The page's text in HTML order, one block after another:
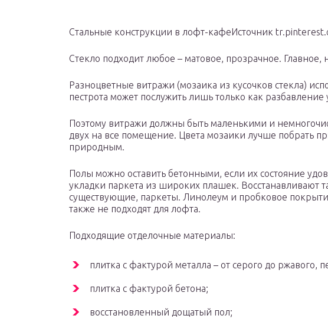
Стальные конструкции в лофт-кафеИсточник
Стекло подходит любое – матовое, прозрачное. Главное,
Разноцветные витражи (мозаика из кусочков стекла)
пестрота может послужить лишь только как
Поэтому витражи должны быть маленькими и
двух на все помещение. Цвета мозаики лучше побрать
природным.
Полы можно оставить бетонными, если их состояние
укладки паркета из широких плашек. Восстанавливают
существующие, паркеты. Линолеум и пробковое
также не подходят для лофта.
Подходящие отделочные материалы:
плитка с фактурой металла – от серого до ржавого,
плитка с фактурой бетона;
восстановленный дощатый пол;